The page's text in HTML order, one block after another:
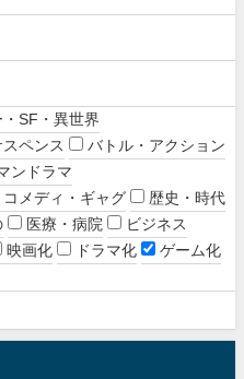
SF・異世界
ペンス
バトル・アクション
ンドラマ
コメディ・ギャグ
歴史・時代
医療・病院
ビジネス
映画化 ドラマ化
ゲーム化